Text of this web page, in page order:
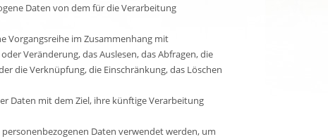
Daten von dem für die Verarbeitung
Vorgangsreihe im Zusammenhang mit
Veränderung, das Auslesen, das Abfragen, die
die Verknüpfung, die Einschränkung, das Löschen
Daten mit dem Ziel, ihre künftige Verarbeitung
Daten verwendet werden, um